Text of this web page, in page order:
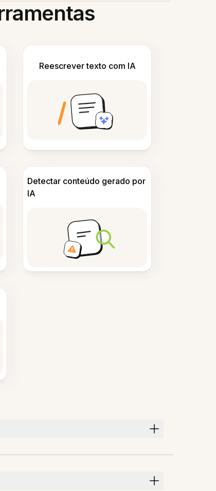
Reescrever texto com IA
Detectar conteúdo gerado por
IA